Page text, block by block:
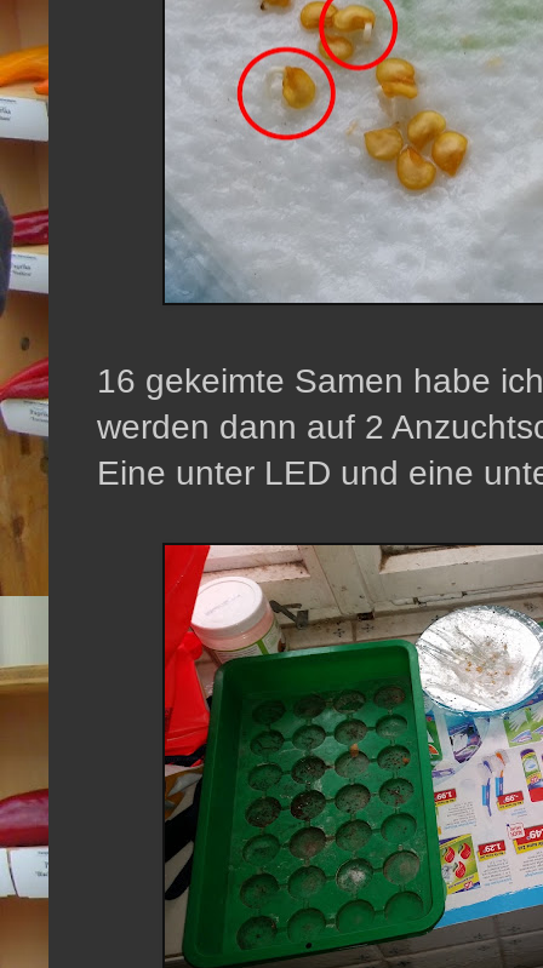
16 gekeimte Samen habe
werden dann auf 2
Eine unter LED und eine